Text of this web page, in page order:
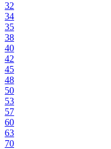
32
34
35
38
40
42
45
48
50
53
57
60
63
70